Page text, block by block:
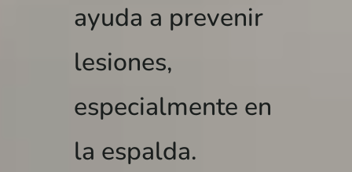
ayuda a prevenir
lesiones,
especialmente en
la espalda.